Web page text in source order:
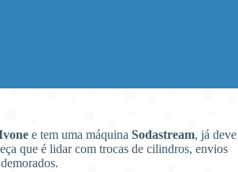
e tem uma máquina Sodastream, já deve
que é lidar com trocas de cilindros, envios